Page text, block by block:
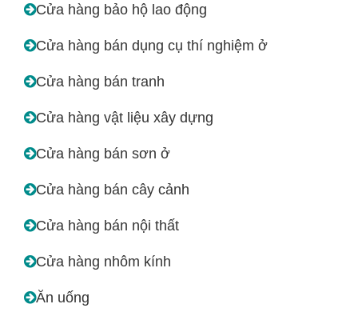
Cửa hàng bảo hộ lao động
Cửa hàng bán dụng cụ thí nghiệm ở
Cửa hàng bán tranh
Cửa hàng vật liệu xây dựng
Cửa hàng bán sơn ở
Cửa hàng bán cây cảnh
Cửa hàng bán nội thất
Cửa hàng nhôm kính
Ăn uống